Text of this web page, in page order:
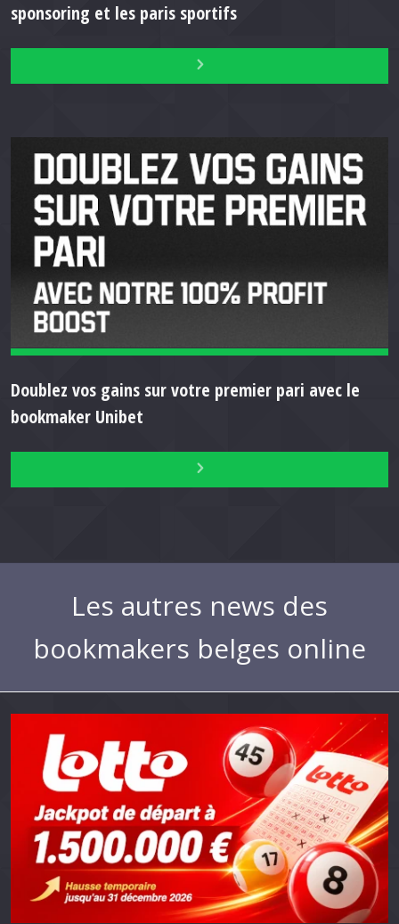
sponsoring et les paris sportifs
Doublez vos gains sur votre premier pari avec le
bookmaker Unibet
Les autres news des
bookmakers belges online